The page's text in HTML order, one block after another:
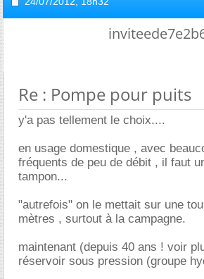
Re : Pompe pour puits
y'a pas tellement le choix....
en usage domestique , avec
fréquents de peu de débit , il faut
tampon...
"autrefois" on le mettait sur une
mètres , surtout à la campagne.
maintenant (depuis 40 ans ! voir
réservoir sous pression (groupe